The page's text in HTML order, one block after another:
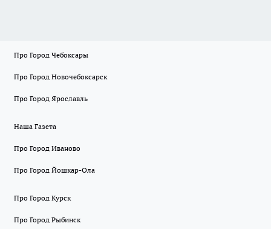
Про Город Чебоксары
Про Город Новочебоксарск
Про Город Ярославль
Наша Газета
Про Город Иваново
Про Город Йошкар-Ола
Про Город Курск
Про Город Рыбинск